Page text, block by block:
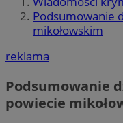
Podsumowanie
mikołowskim
reklama
Podsumowanie
powiecie